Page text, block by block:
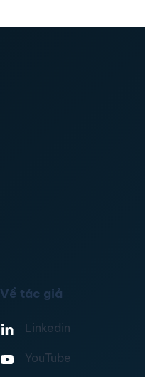
Về tác giả
Linkedin
YouTube